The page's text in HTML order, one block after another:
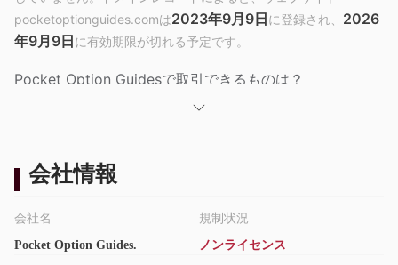
pocketoptionguides.comは2023年9月9日に登録され、 2026
年9月9日に有効期限が切れる予定です。
Pocket Option Guidesで取引できるものは？
Pocket Option Guidesによると、外国為替、指数、暗号通貨、商
口座タイプ
Pocket Option Guidesは、ユーザーの総入金額に基づいて異なる
取引条件と追加特典を提供する5段階のロイヤルティプログラム
プラットフォームに慣れるために無料のデモ口座も提供していま
会社情報
会社名
Pocket Option Guides.
規制状況
ノンライセンス